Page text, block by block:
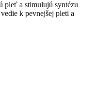
pleť a stimulujú syntézu
k pevnejšej pleti a